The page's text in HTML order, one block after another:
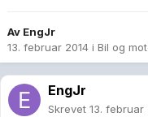
Av EngJr
13. februar 2014 i Bil og
EngJr
Skrevet 13. februar